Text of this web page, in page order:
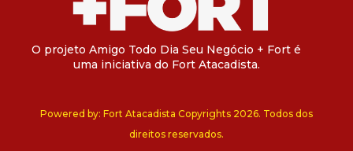
O projeto Amigo Todo Dia Seu Negócio + Fort é
uma iniciativa do Fort Atacadista.
Powered by: Fort Atacadista Copyrights 2026. Todos dos
direitos reservados.